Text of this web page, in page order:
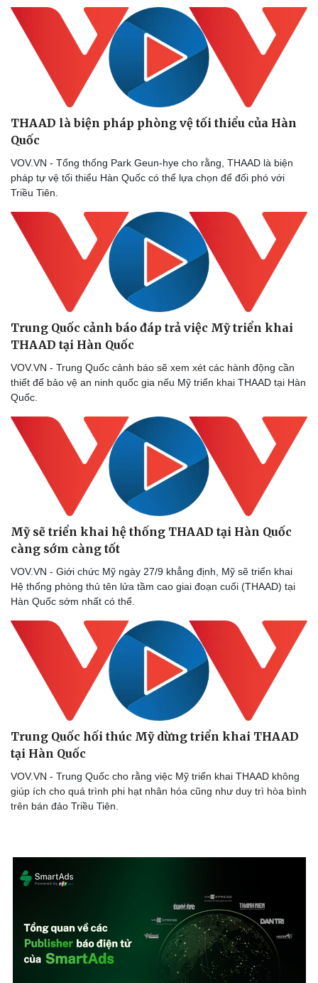
Thể thao
Bóng đá
Lịch thi đấu bóng đá
Thế giới thể thao
Hậu trường
Ô tô - Xe máy
Ô tô
Xe máy
Tư vấn
THAAD là biện pháp phòng vệ tối thiểu của Hàn
Quốc
VOV.VN - Tổng thống Park Geun-hye cho rằng, THAAD là biện
pháp tự vệ tối thiểu Hàn Quốc có thể lựa chọn để đối phó với
Triều Tiên.
Trung Quốc cảnh báo đáp trả việc Mỹ triển khai
THAAD tại Hàn Quốc
VOV.VN - Trung Quốc cảnh báo sẽ xem xét các hành động cần
thiết để bảo vệ an ninh quốc gia nếu Mỹ triển khai THAAD tại Hàn
Quốc.
Mỹ sẽ triển khai hệ thống THAAD tại Hàn Quốc
càng sớm càng tốt
VOV.VN - Giới chức Mỹ ngày 27/9 khẳng định, Mỹ sẽ triển khai
Hệ thống phòng thủ tên lửa tầm cao giai đoạn cuối (THAAD) tại
Hàn Quốc sớm nhất có thể.
Trung Quốc hối thúc Mỹ dừng triển khai THAAD
tại Hàn Quốc
VOV.VN - Trung Quốc cho rằng việc Mỹ triển khai THAAD không
giúp ích cho quá trình phi hạt nhân hóa cũng như duy trì hòa bình
trên bán đảo Triều Tiên.